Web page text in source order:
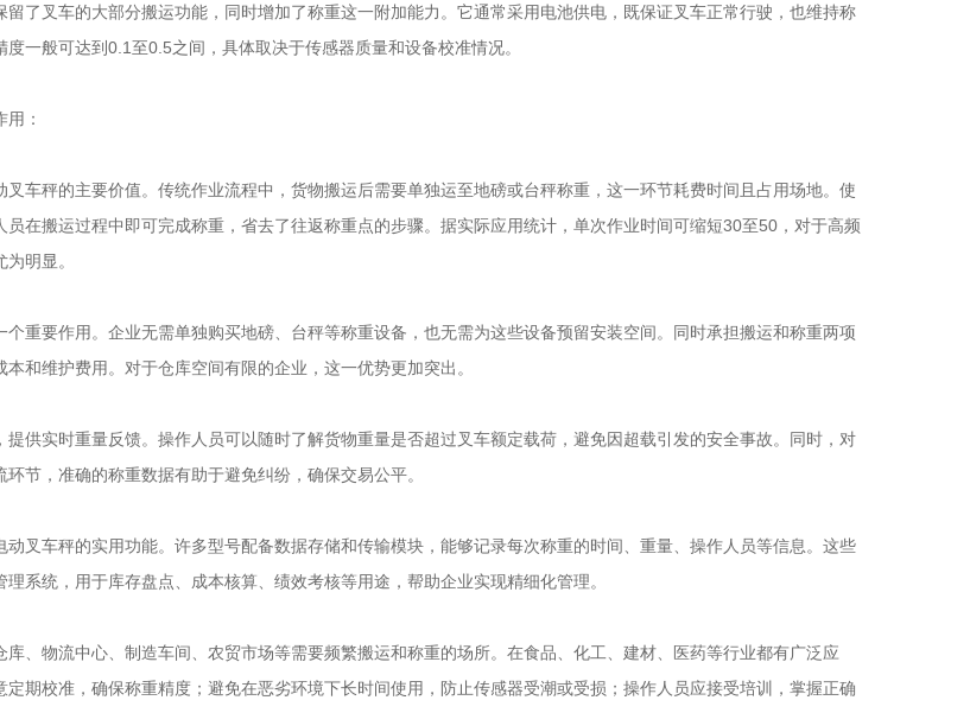
叉车的大部分搬运功能，同时增加了称重这一附加能力。它通常采用电池供电，既保证叉车正常行驶，也维持称
一般可达到0.1至0.5之间，具体取决于传感器质量和设备校准情况。
：
秤的主要价值。传统作业流程中，货物搬运后需要单独运至地磅或台秤称重，这一环节耗费时间且占用场地。使
员在搬运过程中即可完成称重，省去了往返称重点的步骤。据实际应用统计，单次作业时间可缩短30至50，对于高频
明显。
要作用。企业无需单独购买地磅、台秤等称重设备，也无需为这些设备预留安装空间。同时承担搬运和称重两项
和维护费用。对于仓库空间有限的企业，这一优势更加突出。
实时重量反馈。操作人员可以随时了解货物重量是否超过叉车额定载荷，避免因超载引发的安全事故。同时，对
节，准确的称重数据有助于避免纠纷，确保交易公平。
车秤的实用功能。许多型号配备数据存储和传输模块，能够记录每次称重的时间、重量、操作人员等信息。这些
系统，用于库存盘点、成本核算、绩效考核等用途，帮助企业实现精细化管理。
物流中心、制造车间、农贸市场等需要频繁搬运和称重的场所。在食品、化工、建材、医药等行业都有广泛应
定期校准，确保称重精度；避免在恶劣环境下长时间使用，防止传感器受潮或受损；操作人员应接受培训，掌握正确